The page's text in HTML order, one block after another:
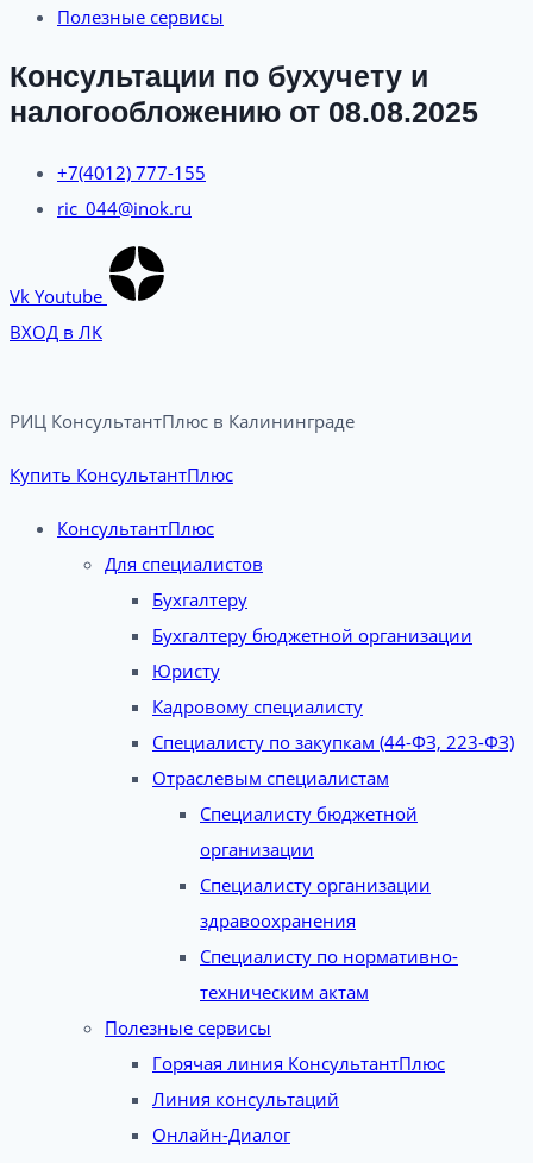
Полезные сервисы
Консультации по бухучету и
налогообложению от 08.08.2025
+7(4012) 777-155
ric_044@inok.ru
Vk Youtube
ВХОД в ЛК
РИЦ КонсультантПлюс в Калининграде​
Купить КонсультантПлюс
КонсультантПлюс
Для специалистов
Бухгалтеру
Бухгалтеру бюджетной организации
Юристу
Кадровому специалисту
Специалисту по закупкам (44-ФЗ, 223-ФЗ)
Отраслевым специалистам
Специалисту бюджетной
организации
Специалисту организации
здравоохранения
Специалисту по нормативно-
техническим актам
Полезные сервисы
Горячая линия КонсультантПлюс
Линия консультаций
Онлайн-Диалог